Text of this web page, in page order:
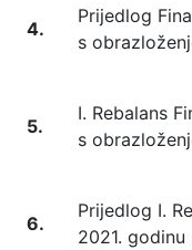
4.
Prijedlog
s
5.
I. Rebalans
s
6.
Prijedlog I.
2021.